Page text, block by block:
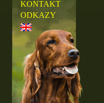
KONTAKT
ODKAZY